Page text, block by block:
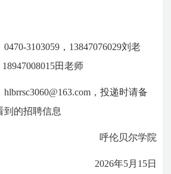
3103059，13847076029刘老
田老师
，投递时请备
到的招聘信息
呼伦贝尔学院
2026年5月15日